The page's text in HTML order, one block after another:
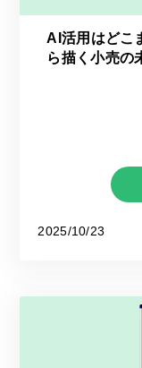
AI活用はどこ
ら描く小売の
2025/10/23